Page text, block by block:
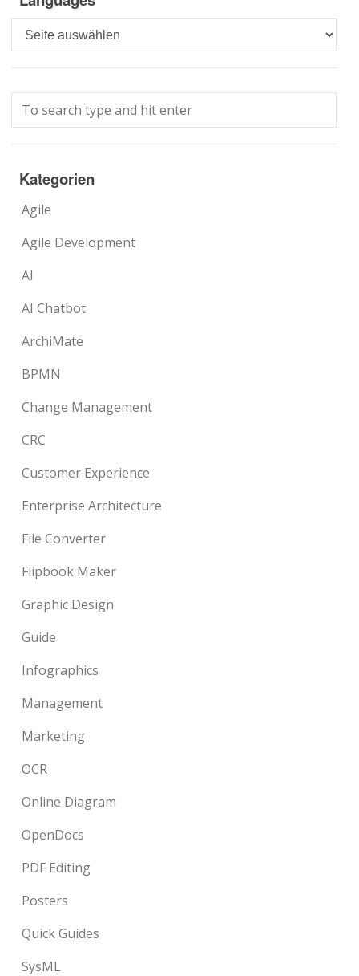
Languages
Kategorien
Agile
Agile Development
AI
AI Chatbot
ArchiMate
BPMN
Change Management
CRC
Customer Experience
Enterprise Architecture
File Converter
Flipbook Maker
Graphic Design
Guide
Infographics
Management
Marketing
OCR
Online Diagram
OpenDocs
PDF Editing
Posters
Quick Guides
SysML